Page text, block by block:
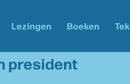
Lezingen Boeken
president